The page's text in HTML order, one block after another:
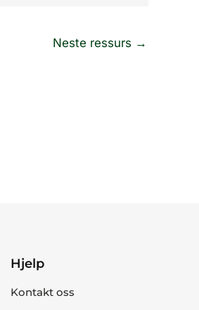
Neste ressurs →
Hjelp
Kontakt oss